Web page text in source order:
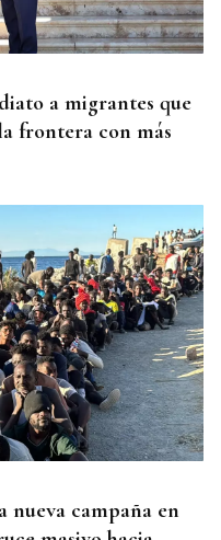
a migrantes que
frontera con más
campaña en